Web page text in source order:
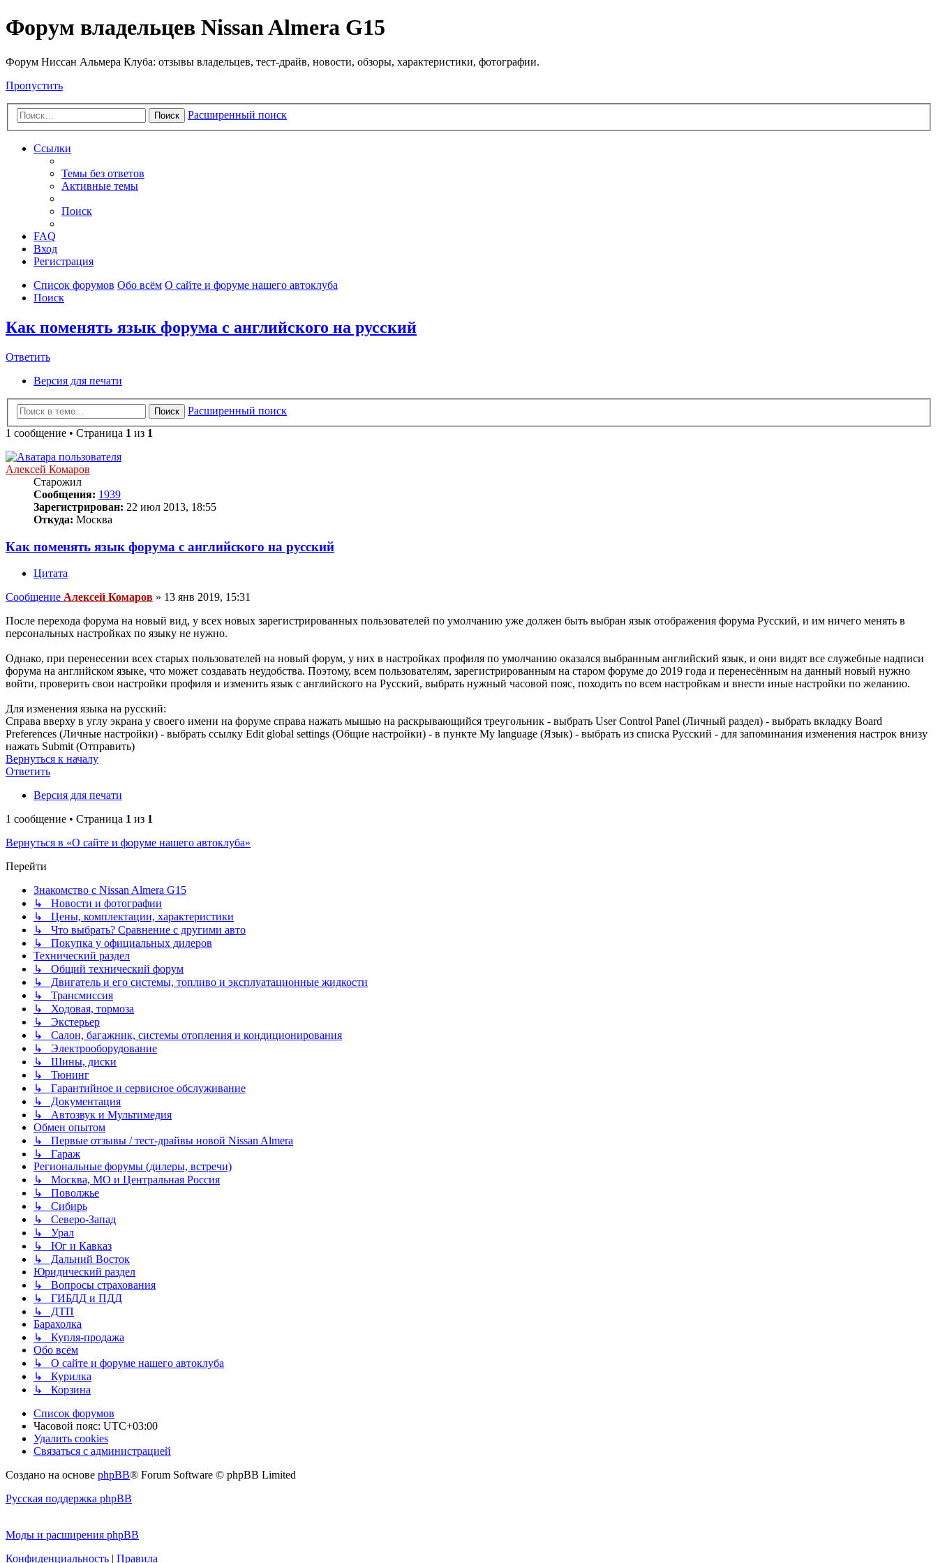
Форум владельцев Nissan Almera G15
Форум Ниссан Альмера Клуба: отзывы владельцев, тест-драйв, новости, обзоры, характеристики, фотографии.
Пропустить
Поиск Расширенный поиск
Ссылки
Темы без ответов
Активные темы
Поиск
FAQ
Вход
Регистрация
Список форумов Обо всём О сайте и форуме нашего автоклуба
Поиск
Как поменять язык форума с английского на русский
Ответить
Версия для печати
Поиск
Расширенный поиск
1 сообщение • Страница 1 из 1
Алексей Комаров
Старожил
Сообщения: 1939
Зарегистрирован: 22 июл 2013, 18:55
Откуда: Москва
Как поменять язык форума с английского на русский
Цитата
Сообщение Алексей Комаров » 13 янв 2019, 15:31
После перехода форума на новый вид, у всех новых зарегистрированных пользователей по умолчанию уже должен быть выбран язык отображения форума Русский, и им ничего менять в
персональных настройках по языку не нужно.
Однако, при перенесении всех старых пользователей на новый форум, у них в настройках профиля по умолчанию оказался выбранным английский язык, и они видят все служебные надписи
форума на английском языке, что может создавать неудобства. Поэтому, всем пользователям, зарегистрированным на старом форуме до 2019 года и перенесённым на данный новый нужно
войти, проверить свои настройки профиля и изменить язык с английского на Русский, выбрать нужный часовой пояс, походить по всем настройкам и внести иные настройки по желанию.
Для изменения языка на русский:
Справа вверху в углу экрана у своего имени на форуме справа нажать мышью на раскрывающийся треугольник - выбрать User Control Panel (Личный раздел) - выбрать вкладку Board
Preferences (Личные настройки) - выбрать ссылку Edit global settings (Общие настройки) - в пункте My language (Язык) - выбрать из списка Русский - для запоминания изменения настрок внизу
нажать Submit (Отправить)
Вернуться к началу
Ответить
Версия для печати
1 сообщение • Страница 1 из 1
Вернуться в «О сайте и форуме нашего автоклуба»
Перейти
Знакомство с Nissan Almera G15
↳ Новости и фотографии
↳ Цены, комплектации, характеристики
↳ Что выбрать? Сравнение с другими авто
↳ Покупка у официальных дилеров
Технический раздел
↳ Общий технический форум
↳ Двигатель и его системы, топливо и эксплуатационные жидкости
↳ Трансмиссия
↳ Ходовая, тормоза
↳ Экстерьер
↳ Салон, багажник, системы отопления и кондиционирования
↳ Электрооборудование
↳ Шины, диски
↳ Тюнинг
↳ Гарантийное и сервисное обслуживание
↳ Документация
↳ Автозвук и Мультимедия
Обмен опытом
↳ Первые отзывы / тест-драйвы новой Nissan Almera
↳ Гараж
Региональные форумы (дилеры, встречи)
↳ Москва, МО и Центральная Россия
↳ Поволжье
↳ Сибирь
↳ Северо-Запад
↳ Урал
↳ Юг и Кавказ
↳ Дальний Восток
Юридический раздел
↳ Вопросы страхования
↳ ГИБДД и ПДД
↳ ДТП
Барахолка
↳ Купля-продажа
Обо всём
↳ О сайте и форуме нашего автоклуба
↳ Курилка
↳ Корзина
Список форумов
Часовой пояс: UTC+03:00
Удалить cookies
Связаться с администрацией
Создано на основе phpBB® Forum Software © phpBB Limited
Русская поддержка phpBB
Моды и расширения phpBB
Конфиденциальность | Правила